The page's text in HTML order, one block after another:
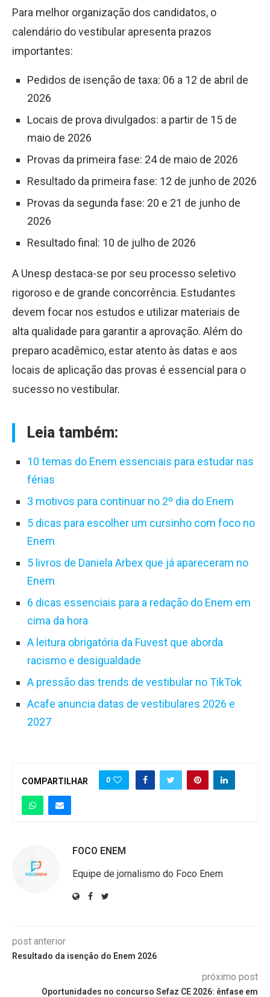
Para melhor organização dos candidatos, o
calendário do vestibular apresenta prazos
importantes:
Pedidos de isenção de taxa: 06 a 12 de abril de
2026
Locais de prova divulgados: a partir de 15 de
maio de 2026
Provas da primeira fase: 24 de maio de 2026
Resultado da primeira fase: 12 de junho de 2026
Provas da segunda fase: 20 e 21 de junho de
2026
Resultado final: 10 de julho de 2026
A Unesp destaca-se por seu processo seletivo
rigoroso e de grande concorrência. Estudantes
devem focar nos estudos e utilizar materiais de
alta qualidade para garantir a aprovação. Além do
preparo acadêmico, estar atento às datas e aos
locais de aplicação das provas é essencial para o
sucesso no vestibular.
Leia também:
10 temas do Enem essenciais para estudar nas
férias
3 motivos para continuar no 2º dia do Enem
5 dicas para escolher um cursinho com foco no
Enem
5 livros de Daniela Arbex que já apareceram no
Enem
6 dicas essenciais para a redação do Enem em
cima da hora
A leitura obrigatória da Fuvest que aborda
racismo e desigualdade
A pressão das trends de vestibular no TikTok
Acafe anuncia datas de vestibulares 2026 e
2027
COMPARTILHAR 0
FOCO ENEM
Equipe de jornalismo do Foco Enem
post anterior
Resultado da isenção do Enem 2026
próximo post
Oportunidades no concurso Sefaz CE 2026: ênfase em